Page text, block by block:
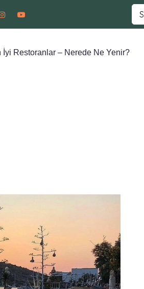
İyi Restoranlar – Nerede Ne Yenir?